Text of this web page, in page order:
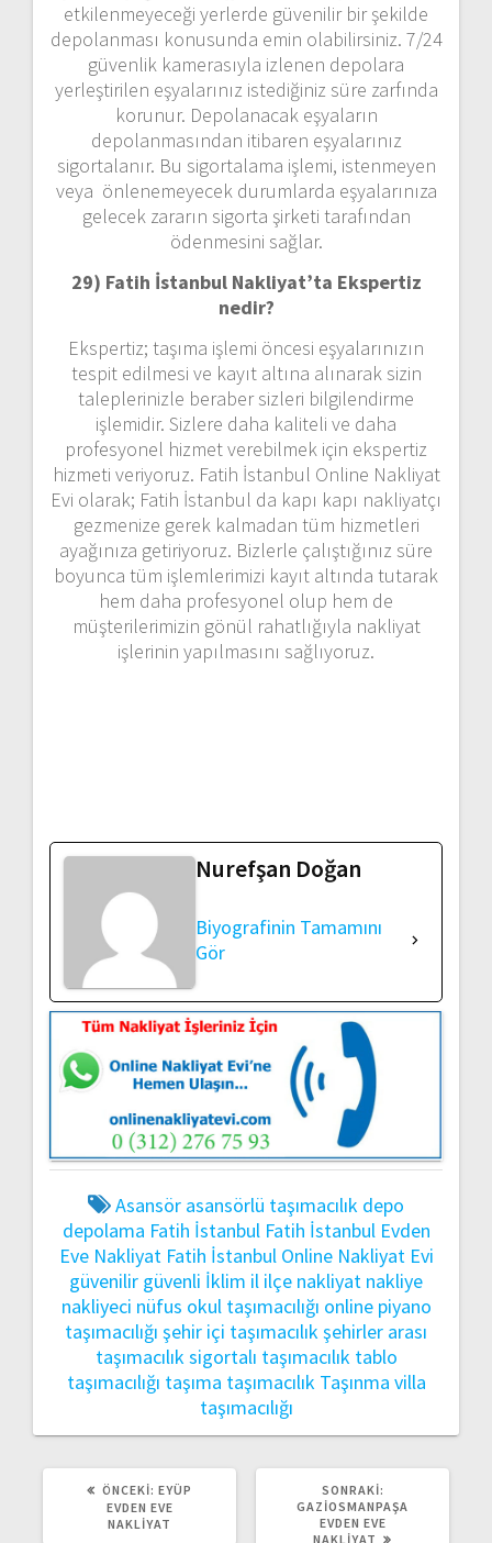
etkilenmeyeceği yerlerde güvenilir bir şekilde
depolanması konusunda emin olabilirsiniz. 7/24
güvenlik kamerasıyla izlenen depolara
yerleştirilen eşyalarınız istediğiniz süre zarfında
korunur. Depolanacak eşyaların
depolanmasından itibaren eşyalarınız
sigortalanır. Bu sigortalama işlemi, istenmeyen
veya önlenemeyecek durumlarda eşyalarınıza
gelecek zararın sigorta şirketi tarafından
ödenmesini sağlar.
29) Fatih İstanbul Nakliyat’ta Ekspertiz
nedir?
Ekspertiz; taşıma işlemi öncesi eşyalarınızın
tespit edilmesi ve kayıt altına alınarak sizin
taleplerinizle beraber sizleri bilgilendirme
işlemidir. Sizlere daha kaliteli ve daha
profesyonel hizmet verebilmek için ekspertiz
hizmeti veriyoruz. Fatih İstanbul Online Nakliyat
Evi olarak; Fatih İstanbul da kapı kapı nakliyatçı
gezmenize gerek kalmadan tüm hizmetleri
ayağınıza getiriyoruz. Bizlerle çalıştığınız süre
boyunca tüm işlemlerimizi kayıt altında tutarak
hem daha profesyonel olup hem de
müşterilerimizin gönül rahatlığıyla nakliyat
işlerinin yapılmasını sağlıyoruz.
Nurefşan Doğan
Biyografinin Tamamını
Gör
Asansör asansörlü taşımacılık depo
depolama Fatih İstanbul Fatih İstanbul Evden
Eve Nakliyat Fatih İstanbul Online Nakliyat Evi
güvenilir güvenli İklim il ilçe nakliyat nakliye
nakliyeci nüfus okul taşımacılığı online piyano
taşımacılığı şehir içi taşımacılıkşehirler arası
taşımacılıksigortalı taşımacılık tablo
taşımacılığı taşıma taşımacılık Taşınma villa
taşımacılığı
ÖNCEKI: ÖNCEKI
YAZI:
EYÜP
EVDEN EVE
NAKLIYAT
SONRAKI:
YAZI:
GAZIOSMANPAŞA
EVDEN EVE
NAKLIYAT